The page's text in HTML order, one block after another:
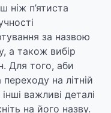
ніж п’ятиста
за назвою
а також вибір
Для того, аби
на літній
важливі деталі
на його назву.